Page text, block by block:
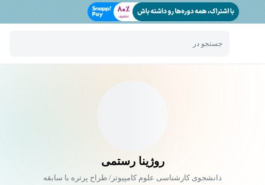
جستجو در
روژینا رستمی
دانشجوی کارشناسی علوم کامپیوتر/ طراح پرتره با سابقه